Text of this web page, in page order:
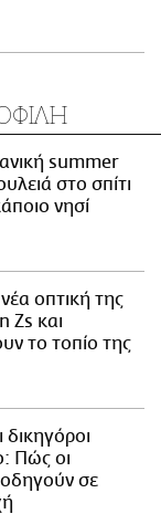
summer
στο σπίτι
νησί
οπτική της
Zs και
το τοπίο της
Πώς οι
σε